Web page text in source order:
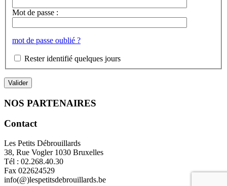
Mot de passe :
mot de passe oublié ?
Rester identifié quelques jours
NOS PARTENAIRES
Contact
Les Petits Débrouillards
38, Rue Vogler 1030 Bruxelles
Tél : 02.268.40.30
Fax 022624529
info(@)lespetitsdebrouillards.be